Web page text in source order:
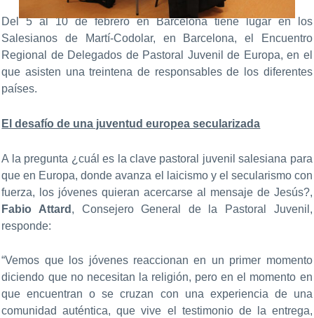
Del 5 al 10 de febrero en Barcelona tiene lugar en los
Salesianos de Martí-Codolar, en Barcelona, el Encuentro
Regional de Delegados de Pastoral Juvenil de Europa, en el
que asisten una treintena de responsables de los diferentes
países.
El desafío de una juventud europea secularizada
A la pregunta ¿cuál es la clave pastoral juvenil salesiana para
que en Europa, donde avanza el laicismo y el secularismo con
fuerza, los jóvenes quieran acercarse al mensaje de Jesús?,
Fabio Attard , Consejero General de la Pastoral Juvenil,
responde:
“Vemos que los jóvenes reaccionan en un primer momento
diciendo que no necesitan la religión, pero en el momento en
que encuentran o se cruzan con una experiencia de una
comunidad auténtica, que vive el testimonio de la entrega,